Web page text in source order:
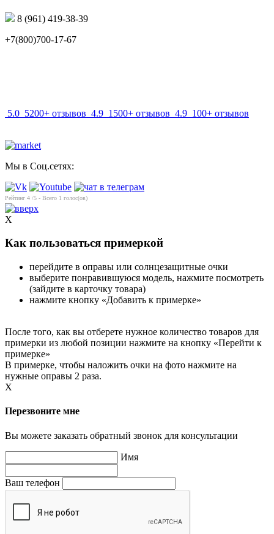
8 (961) 419-38-39
+7(800)700-17-67
5.0 5200+ отзывов 4.9 1500+ отзывов 4.9 100+ отзывов
Мы в Соц.сетях:
Рейтинг 4 /5 - Всего 1 голос(ов)
X
Как пользоваться примеркой
перейдите в оправы или солнцезащитные очки
выберите понравившуюся модель, нажмите посмотреть
(зайдите в карточку товара)
нажмите кнопку «Добавить к примерке»
После того, как вы отберете нужное количество товаров для
примерки из любой позиции нажмите на кнопку «Перейти к
примерке»
В примерке, чтобы наложить очки на фото нажмите на
нужные оправы 2 раза.
X
Перезвоните мне
Вы можете заказать обратный звонок для консультации
Имя
Ваш телефон